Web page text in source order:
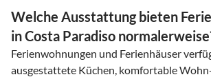
Welche Ausstattung bieten
in Costa Paradiso
Ferienwohnungen und Ferienhäuser
ausgestattete Küchen, komfortable